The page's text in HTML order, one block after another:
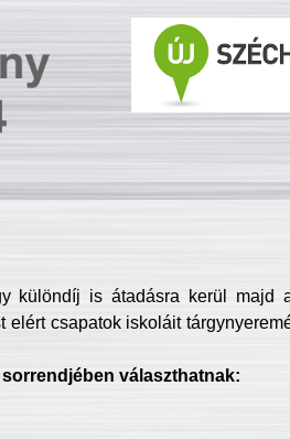
különdíj is átadásra kerül majd
csapatok iskoláit
választhatnak: